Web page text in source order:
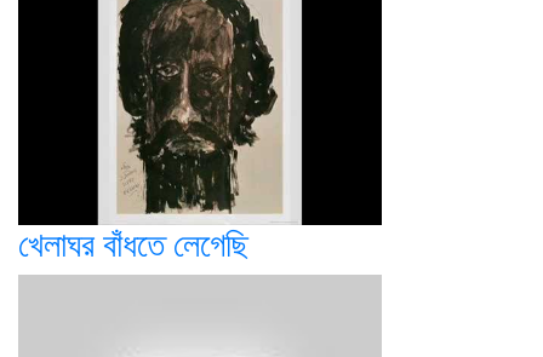
খেলাঘর বাঁধতে লেগেছি